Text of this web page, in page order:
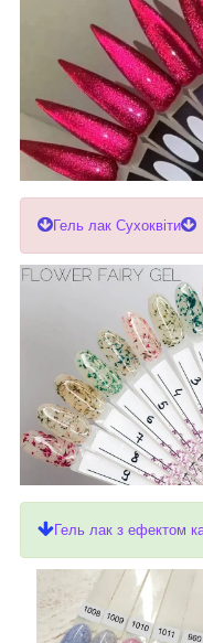
Гель лак Сухоквіти
Гель лак з ефектом